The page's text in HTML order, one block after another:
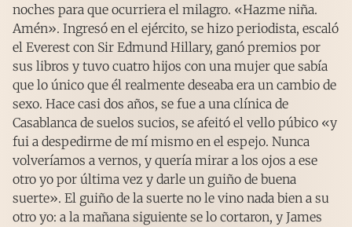
noches para que ocurriera el milagro. «Hazme niña.
Amén». Ingresó en el ejército, se hizo periodista, escaló
el Everest con Sir Edmund Hillary, ganó premios por
sus libros y tuvo cuatro hijos con una mujer que sabía
que lo único que él realmente deseaba era un cambio de
sexo. Hace casi dos años, se fue a una clínica de
Casablanca de suelos sucios, se afeitó el vello púbico «y
fui a despedirme de mí mismo en el espejo. Nunca
volveríamos a vernos, y quería mirar a los ojos a ese
otro yo por última vez y darle un guiño de buena
suerte». El guiño de la suerte no le vino nada bien a su
otro yo: a la mañana siguiente se lo cortaron, y James